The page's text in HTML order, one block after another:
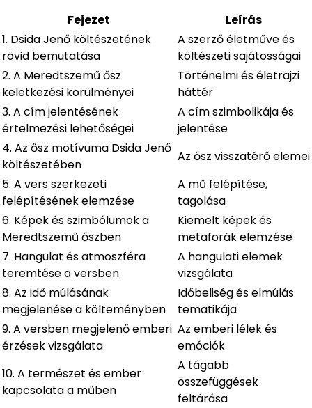
Fejezet
Leírás
1. Dsida Jenő költészetének
rövid bemutatása
A szerző életműve és
költészeti sajátosságai
2. A Meredtszemű ősz
keletkezési körülményei
Történelmi és életrajzi
háttér
3. A cím jelentésének
értelmezési lehetőségei
A cím szimbolikája és
jelentése
4. Az ősz motívuma Dsida Jenő
költészetében
Az ősz visszatérő elemei
5. A vers szerkezeti
felépítésének elemzése
A mű felépítése,
tagolása
6. Képek és szimbólumok a
Meredtszemű őszben
Kiemelt képek és
metaforák elemzése
7. Hangulat és atmoszféra
teremtése a versben
A hangulati elemek
vizsgálata
8. Az idő múlásának
megjelenése a költeményben
Időbeliség és elmúlás
tematikája
9. A versben megjelenő emberi
érzések vizsgálata
Az emberi lélek és
emóciók
10. A természet és ember
kapcsolata a műben
A tágabb
összefüggések
feltárása